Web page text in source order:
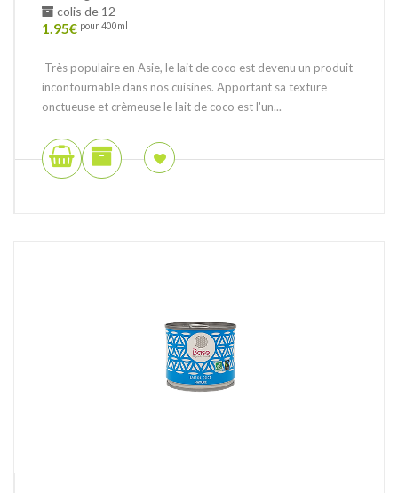
colis de 12
1.95€ pour 400ml
Très populaire en Asie, le lait de coco est devenu un produit
incontournable dans nos cuisines. Apportant sa texture
onctueuse et crèmeuse le lait de coco est l'un...